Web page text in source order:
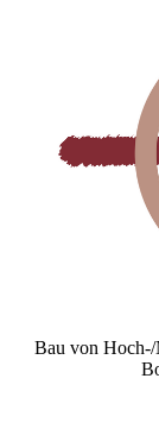
Bau von